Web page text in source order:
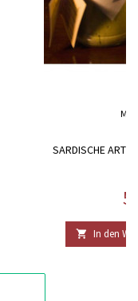
SARDISCHE
 In den